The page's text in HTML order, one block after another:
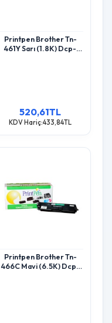
Printpen Brother Tn-
461Y Sarı (1.8K) Dcp-
520,61TL
KDV Hariç:433,84TL
Printpen Brother Tn-
466C Mavi (6.5K) Dcp-